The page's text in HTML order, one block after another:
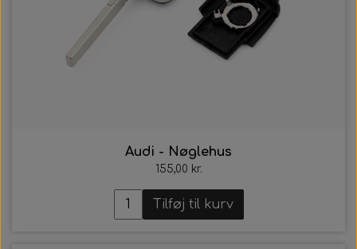
Audi - Nøglehus
155,00 kr.
Tilføj til kurv